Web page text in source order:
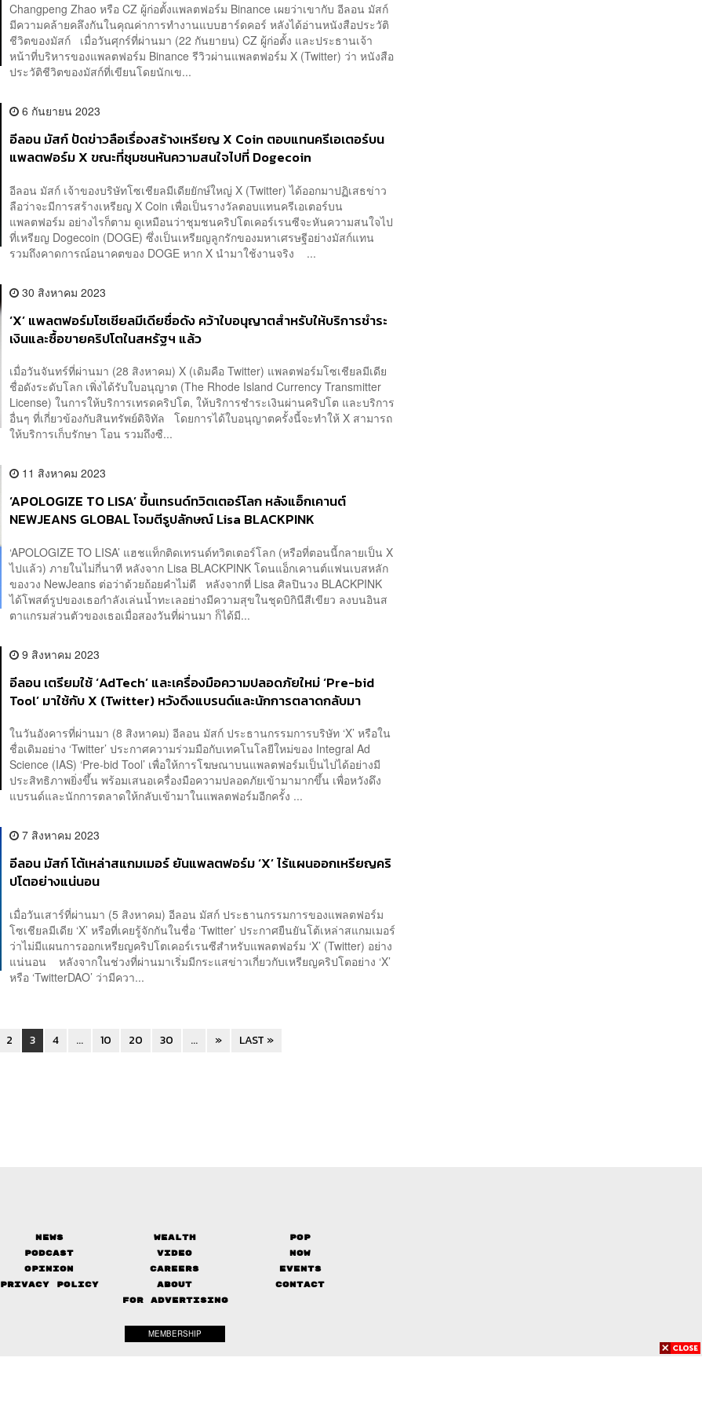
Changpeng Zhao หรือ CZ ผู้ก่อตั้งแพลตฟอร์ม Binance เผยว่าเขากับ อีลอน มัสก์
มีความคล้ายคลึงกันในคุณค่าการทำงานแบบฮาร์ดคอร์ หลังได้อ่านหนังสือประวัติ
ชีวิตของมัสก์ เมื่อวันศุกร์ที่ผ่านมา (22 กันยายน) CZ ผู้ก่อตั้ง และประธานเจ้า
หน้าที่บริหารของแพลตฟอร์ม Binance รีวิวผ่านแพลตฟอร์ม X (Twitter) ว่า หนังสือ
ประวัติชีวิตของมัสก์ที่เขียนโดยนักเข...
6 กันยายน 2023
อีลอน มัสก์ ปัดข่าวลือเรื่องสร้างเหรียญ X Coin ตอบแทนครีเอเตอร์บน
แพลตฟอร์ม X ขณะที่ชุมชนหันความสนใจไปที่ Dogecoin
อีลอน มัสก์ เจ้าของบริษัทโซเชียลมีเดียยักษ์ใหญ่ X (Twitter) ได้ออกมาปฏิเสธข่าว
ลือว่าจะมีการสร้างเหรียญ X Coin เพื่อเป็นรางวัลตอบแทนครีเอเตอร์บน
แพลตฟอร์ม อย่างไรก็ตาม ดูเหมือนว่าชุมชนคริปโตเคอร์เรนซีจะหันความสนใจไป
ที่เหรียญ Dogecoin (DOGE) ซึ่งเป็นเหรียญลูกรักของมหาเศรษฐีอย่างมัสก์แทน
รวมถึงคาดการณ์อนาคตของ DOGE หาก X นำมาใช้งานจริง ...
30 สิงหาคม 2023
‘X’ แพลตฟอร์มโซเชียลมีเดียชื่อดัง คว้าใบอนุญาตสำหรับให้บริการชำระ
เงินและซื้อขายคริปโตในสหรัฐฯ แล้ว
เมื่อวันจันทร์ที่ผ่านมา (28 สิงหาคม) X (เดิมคือ Twitter) แพลตฟอร์มโซเชียลมีเดีย
ชื่อดังระดับโลก เพิ่งได้รับใบอนุญาต (The Rhode Island Currency Transmitter
License) ในการให้บริการเทรดคริปโต, ให้บริการชำระเงินผ่านคริปโต และบริการ
อื่นๆ ที่เกี่ยวข้องกับสินทรัพย์ดิจิทัล โดยการได้ใบอนุญาตครั้งนี้จะทำให้ X สามารถ
ให้บริการเก็บรักษา โอน รวมถึงซื...
11 สิงหาคม 2023
‘APOLOGIZE TO LISA’ ขึ้นเทรนด์ทวิตเตอร์โลก หลังแอ็กเคานต์
NEWJEANS GLOBAL โจมตีรูปลักษณ์ Lisa BLACKPINK
‘APOLOGIZE TO LISA’ แฮชแท็กติดเทรนด์ทวิตเตอร์โลก (หรือที่ตอนนี้กลายเป็น X
ไปแล้ว) ภายในไม่กี่นาที หลังจาก Lisa BLACKPINK โดนแอ็กเคานต์แฟนเบสหลัก
ของวง NewJeans ต่อว่าด้วยถ้อยคำไม่ดี หลังจากที่ Lisa ศิลปินวง BLACKPINK
ได้โพสต์รูปของเธอกำลังเล่นน้ำทะเลอย่างมีความสุขในชุดบิกินีสีเขียว ลงบนอินส
ตาแกรมส่วนตัวของเธอเมื่อสองวันที่ผ่านมา ก็ได้มี...
9 สิงหาคม 2023
อีลอน เตรียมใช้ ‘AdTech’ และเครื่องมือความปลอดภัยใหม่ ‘Pre-bid
Tool’ มาใช้กับ X (Twitter) หวังดึงแบรนด์และนักการตลาดกลับมา
ในวันอังคารที่ผ่านมา (8 สิงหาคม) อีลอน มัสก์ ประธานกรรมการบริษัท ‘X’ หรือใน
ชื่อเดิมอย่าง ‘Twitter’ ประกาศความร่วมมือกับเทคโนโลยีใหม่ของ Integral Ad
Science (IAS) ‘Pre-bid Tool’ เพื่อให้การโฆษณาบนแพลตฟอร์มเป็นไปได้อย่างมี
ประสิทธิภาพยิ่งขึ้น พร้อมเสนอเครื่องมือความปลอดภัยเข้ามามากขึ้น เพื่อหวังดึง
แบรนด์และนักการตลาดให้กลับเข้ามาในแพลตฟอร์มอีกครั้ง ...
7 สิงหาคม 2023
อีลอน มัสก์ โต้เหล่าสแกมเมอร์ ยันแพลตฟอร์ม ‘X’ ไร้แผนออกเหรียญคริ
ปโตอย่างแน่นอน
เมื่อวันเสาร์ที่ผ่านมา (5 สิงหาคม) อีลอน มัสก์ ประธานกรรมการของแพลตฟอร์ม
โซเชียลมีเดีย ‘X’ หรือที่เคยรู้จักกันในชื่อ ‘Twitter’ ประกาศยืนยันโต้เหล่าสแกมเมอร์
ว่าไม่มีแผนการออกเหรียญคริปโตเคอร์เรนซีสำหรับแพลตฟอร์ม ‘X’ (Twitter) อย่าง
แน่นอน หลังจากในช่วงที่ผ่านมาเริ่มมีกระแสข่าวเกี่ยวกับเหรียญคริปโตอย่าง ‘X’
หรือ ‘TwitterDAO’ ว่ามีควา...
2 3 4 ... 10 20 30 ... » LAST »
News Wealth
Pop
Podcast
Video
Now
Opinion
Careers
Events
Privacy Policy
About
Contact
FOR ADVERTISING
MEMBERSHIP